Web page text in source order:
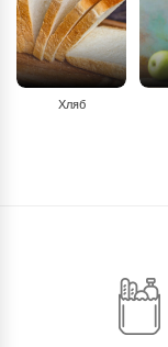
Хляб